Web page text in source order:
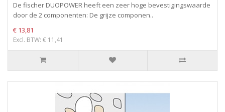
De fischer DUOPOWER heeft een zeer hoge bevestigingswaarde
door de 2 componenten: De grijze componen..
€ 13,81
Excl. BTW: € 11,41